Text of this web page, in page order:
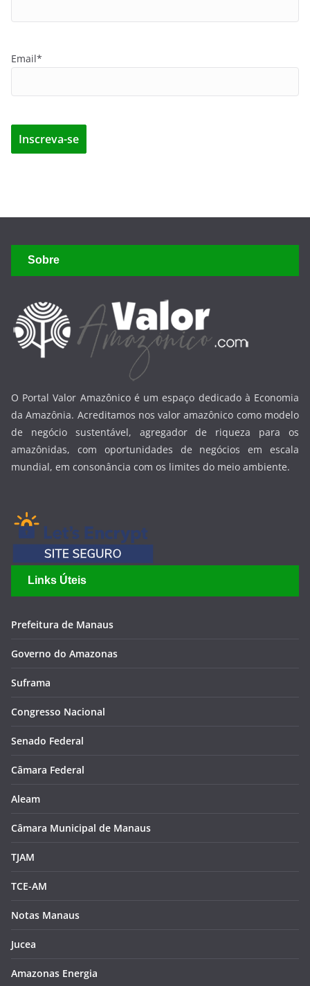
Email*
Sobre
O Portal Valor Amazônico é um espaço dedicado à Economia
da Amazônia. Acreditamos nos valor amazônico como modelo
de negócio sustentável, agregador de riqueza para os
amazônidas, com oportunidades de negócios em escala
mundial, em consonância com os limites do meio ambiente.
Links Úteis
Prefeitura de Manaus
Governo do Amazonas
Suframa
Congresso Nacional
Senado Federal
Câmara Federal
Aleam
Câmara Municipal de Manaus
TJAM
TCE-AM
Notas Manaus
Jucea
Amazonas Energia